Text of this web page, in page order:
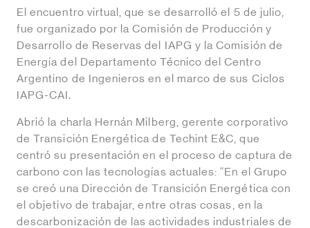
El encuentro virtual, que se desarrolló el 5 de julio,
fue organizado por la Comisión de Producción y
Desarrollo de Reservas del IAPG y la Comisión de
Energía del Departamento Técnico del Centro
Argentino de Ingenieros en el marco de sus Ciclos
IAPG-CAI.
Abrió la charla Hernán Milberg, gerente corporativo
de Transición Energética de Techint E&C, que
centró su presentación en el proceso de captura de
carbono con las tecnologías actuales: “En el Grupo
se creó una Dirección de Transición Energética con
el objetivo de trabajar, entre otras cosas, en la
descarbonización de las actividades industriales de